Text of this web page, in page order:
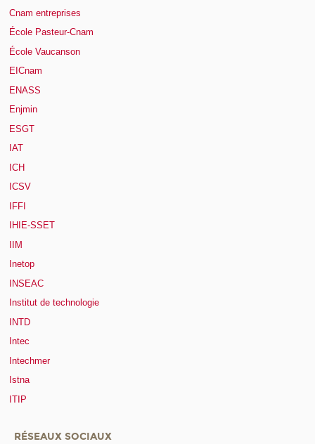
Cnam entreprises
École Pasteur-Cnam
École Vaucanson
EICnam
ENASS
Enjmin
ESGT
IAT
ICH
ICSV
IFFI
IHIE-SSET
IIM
Inetop
INSEAC
Institut de technologie
INTD
Intec
Intechmer
Istna
ITIP
RÉSEAUX SOCIAUX